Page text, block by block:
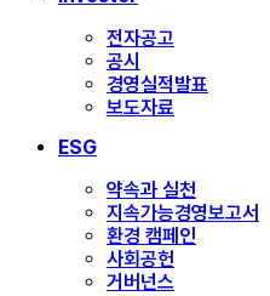
전자공고
공시
경영실적발표
보도자료
ESG
약속과 실천
지속가능경영보고서
환경 캠페인
사회공헌
거버넌스